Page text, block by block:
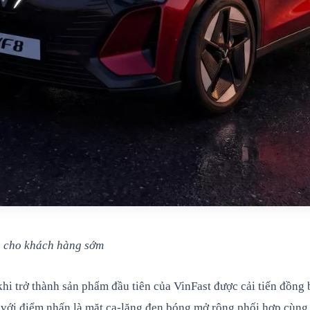
khách hàng sớm
trở thành sản phẩm đầu tiên của VinFast được cải tiến
điểm nhấn là mặt ca-lăng đen bóng mở rộng phối hợp